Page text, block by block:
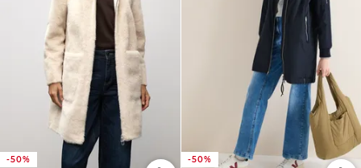
-50% -50%